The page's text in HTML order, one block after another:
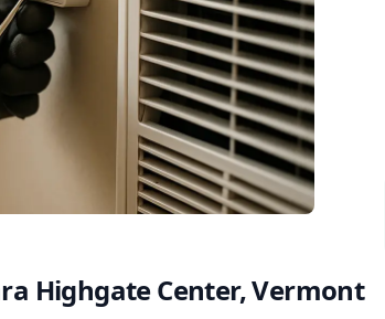
Highgate Center, Vermont